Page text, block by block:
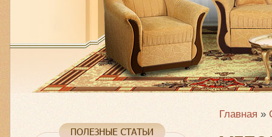
Главная »